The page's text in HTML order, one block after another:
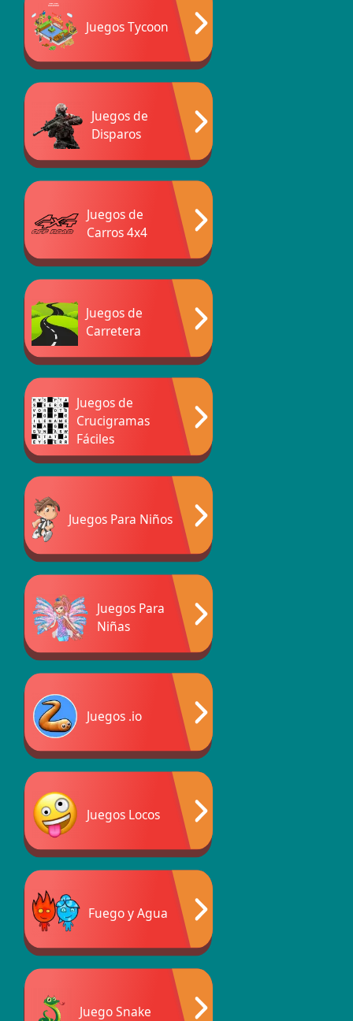
Juegos Tycoon
Juegos de
Disparos
Juegos de
Carros 4x4
Juegos de
Carretera
Juegos de
Crucigramas
Fáciles
Juegos Para Niños
Juegos Para
Niñas
Juegos .io
Juegos Locos
Fuego y Agua
Juego Snake